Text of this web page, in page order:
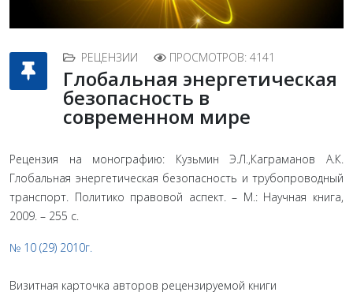
РЕЦЕНЗИИ ПРОСМОТРОВ: 4141
Глобальная энергетическая
безопасность в
современном мире
Рецензия на монографию: Кузьмин Э.Л.,Каграманов А.К.
Глобальная энергетическая безопасность и трубопроводный
транспорт. Политико правовой аспект. – М.: Научная книга,
2009. – 255 с.
№ 10 (29) 2010г.
Визитная карточка авторов рецензируемой книги